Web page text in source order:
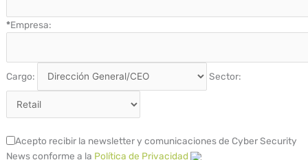
*Empresa:
Cargo: Sector:
Acepto recibir la newsletter y comunicaciones de Cyber Security
News conforme a la Política de Privacidad